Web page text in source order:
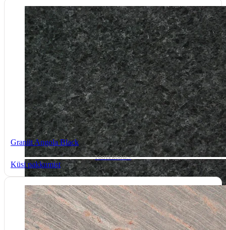
Graniit Angola Black
TOOTEKOOD: -
Küsi pakkumist